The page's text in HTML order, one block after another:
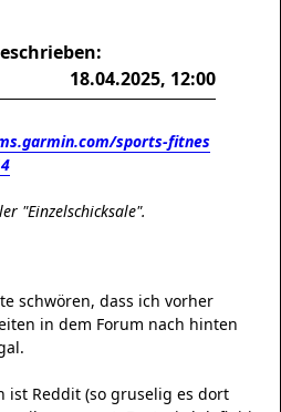
18.04.2025, 12:00
sports-fitnes
"Einzelschicksale".
schwören, dass ich vorher
in dem Forum nach hinten
ist Reddit (so gruselig es dort